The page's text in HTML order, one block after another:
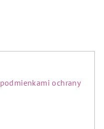
podmienkami ochrany